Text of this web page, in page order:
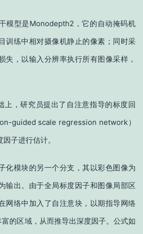
模型是Monodepth2，它的自动掩码机
训练中相对摄像机静止的像素；同时采
失，以输入分辨率执行所有图像采样，
上，研究员提出了自注意指导的标度回
guided scale regression network）
子进行估计。
化模块的另一个分支，其以彩色图像为
输出。由于全局标度因子和图像局部区
网络中加入了自注意块，以期指导网络
富的区域，从而推导出深度因子。公式如